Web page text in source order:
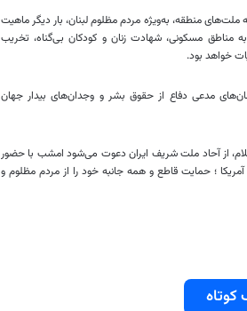
منطقه، به‌ویژه مردم مظلوم لبنان، بار دیگر ماهیت
مسکونی، شهادت زنان و کودکان بی‌گناه، تخریب
خواهد بود.
مدعی دفاع از حقوق بشر و وجدان‌های بیدار جهان
از آحاد ملت شریف ایران دعوت می‌شود امشب با حضور
؛ حمایت قاطع و همه جانبه خود را از مردم مظلوم و
کوتاه